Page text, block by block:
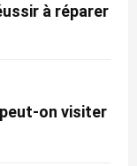
à réparer
on visiter